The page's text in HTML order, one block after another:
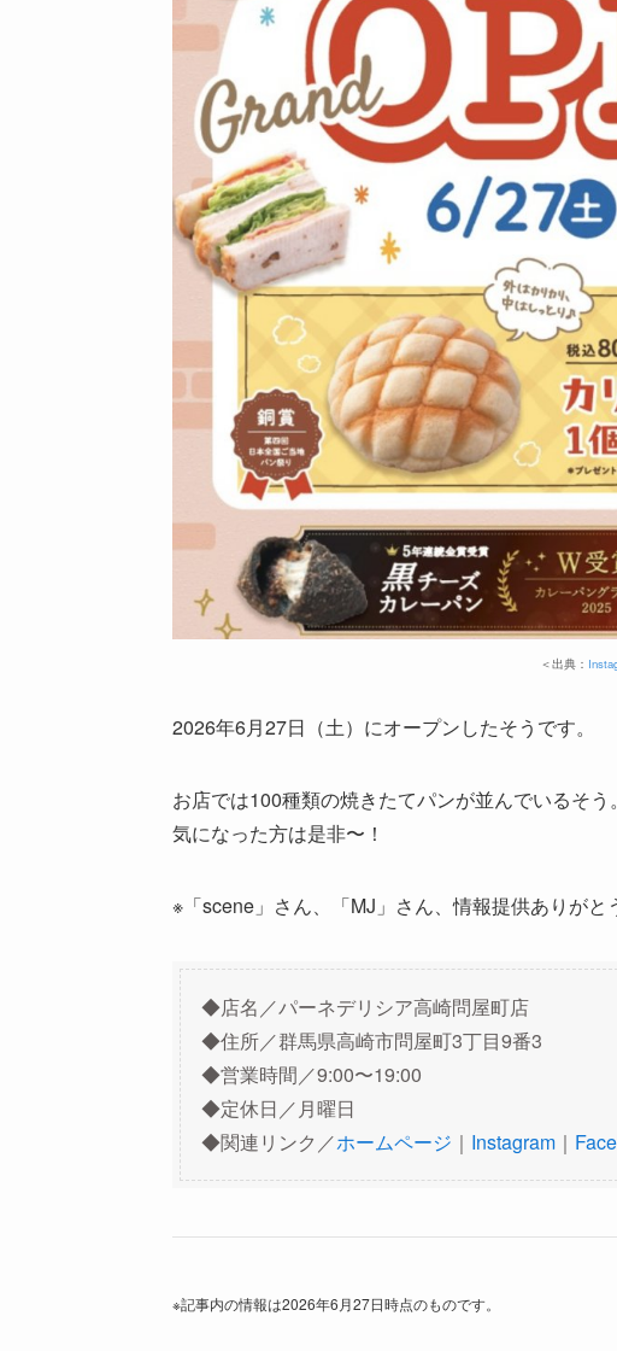
＜出典：
2026年6月27日（土）にオープンしたそうです。
お店では100種類の焼きたてパンが並んでいるそう。
気になった方は是非〜！
※「scene」さん、「MJ」さん、情報提供ありがと
◆店名／パーネデリシア高崎問屋町店
◆住所／群馬県高崎市問屋町3丁目9番3
◆営業時間／9:00〜19:00
◆定休日／月曜日
◆関連リンク／ホームページ ｜ Instagram ｜
※記事内の情報は2026年6月27日時点のものです。